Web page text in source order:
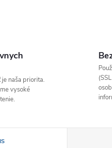
naša priorita.
vysoké